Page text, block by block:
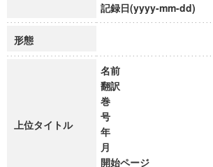
記録日(yyyy-mm-dd)
形態
上位タイトル
名前
翻訳
巻
号
年
月
開始ページ